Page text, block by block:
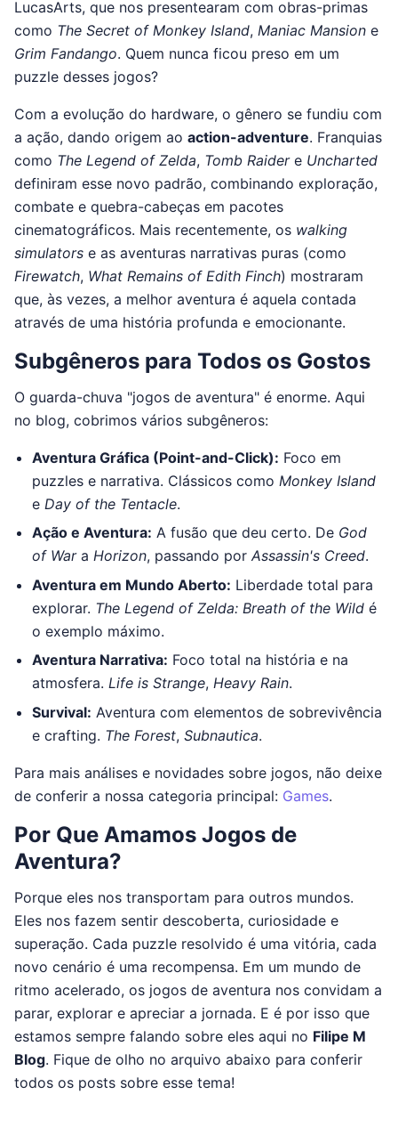
LucasArts, que nos presentearam com obras-primas
como The Secret of Monkey Island, Maniac Mansion e
Grim Fandango. Quem nunca ficou preso em um
puzzle desses jogos?
Com a evolução do hardware, o gênero se fundiu com
a ação, dando origem ao action-adventure. Franquias
como The Legend of Zelda, Tomb Raidere Uncharted
definiram esse novo padrão, combinando exploração,
combate e quebra-cabeças em pacotes
cinematográficos. Mais recentemente, os walking
simulators e as aventuras narrativas puras (como
Firewatch, What Remains of Edith Finch) mostraram
que, às vezes, a melhor aventura é aquela contada
através de uma história profunda e emocionante.
Subgêneros para Todos os Gostos
O guarda-chuva "jogos de aventura" é enorme. Aqui
no blog, cobrimos vários subgêneros:
Aventura Gráfica (Point-and-Click): Foco em
puzzles e narrativa. Clássicos como Monkey Island
e Day of the Tentacle.
Ação e Aventura: A fusão que deu certo. De God
of Wara Horizon, passando por Assassin's Creed.
Aventura em Mundo Aberto: Liberdade total para
explorar. The Legend of Zelda: Breath of the Wild é
o exemplo máximo.
Aventura Narrativa: Foco total na história e na
atmosfera. Life is Strange, Heavy Rain.
Survival: Aventura com elementos de sobrevivência
e crafting. The Forest, Subnautica.
Para mais análises e novidades sobre jogos, não deixe
de conferir a nossa categoria principal: Games.
Por Que Amamos Jogos de
Aventura?
Porque eles nos transportam para outros mundos.
Eles nos fazem sentir descoberta, curiosidade e
superação. Cada puzzle resolvido é uma vitória, cada
novo cenário é uma recompensa. Em um mundo de
ritmo acelerado, os jogos de aventura nos convidam a
parar, explorar e apreciar a jornada. E é por isso que
estamos sempre falando sobre eles aqui no Filipe M
Blog. Fique de olho no arquivo abaixo para conferir
todos os posts sobre esse tema!